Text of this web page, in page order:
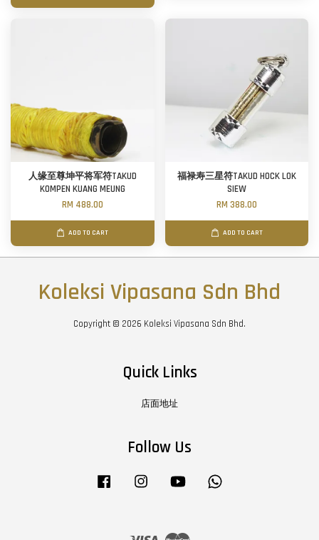
人缘至尊坤平将军符TAKUD
KOMPEN KUANG MEUNG
RM 488.00
ADD TO CART
福禄寿三星符TAKUD HOCK LOK
SIEW
RM 388.00
ADD TO CART
Koleksi Vipasana Sdn Bhd
Copyright © 2026 Koleksi Vipasana Sdn Bhd.
Quick Links
店面地址
Follow Us
Facebook Instagram YouTube
Visa Master